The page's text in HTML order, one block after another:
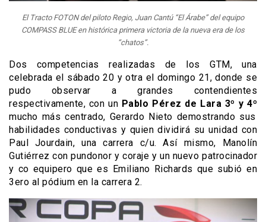
El Tracto FOTON del piloto Regio, Juan Cantú “El Árabe” del equipo
COMPASS BLUE en histórica primera victoria de la nueva era de los
“chatos”.
Dos competencias realizadas de los GTM, una
celebrada el sábado 20 y otra el domingo 21, donde se
pudo observar a grandes contendientes
respectivamente, con un Pablo Pérez de Lara 3º y 4º
mucho más centrado, Gerardo Nieto demostrando sus
habilidades conductivas y quien dividirá su unidad con
Paul Jourdain, una carrera c/u. Así mismo, Manolín
Gutiérrez con pundonor y coraje y un nuevo patrocinador
y co equipero que es Emiliano Richards que subió en
3ero al pódium en la carrera 2.